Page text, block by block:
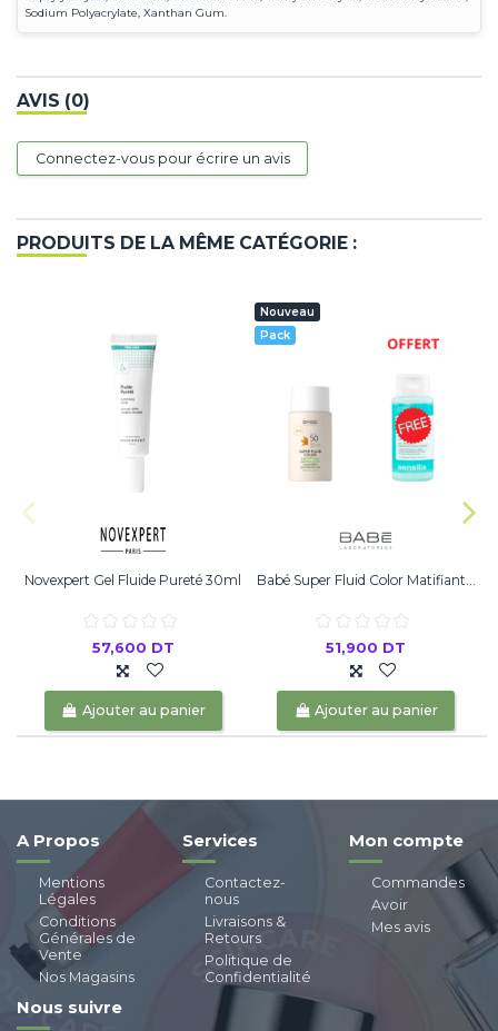
Sodium Polyacrylate, Xanthan Gum.
AVIS (0)
Connectez-vous pour écrire un avis
PRODUITS DE LA MÊME CATÉGORIE :
Novexpert Gel Fluide Pureté 30ml
57,600 DT
Ajouter au panier
Nouveau
Pack
Babé Super Fluid Color Matifiant...
51,900 DT
Ajouter au panier
A Propos
Mentions
Légales
Conditions
Générales de
Vente
Nos Magasins
Services
Contactez-
nous
Livraisons &
Retours
Politique de
Confidentialité
Mon compte
Commandes
Avoir
Mes avis
Nous suivre